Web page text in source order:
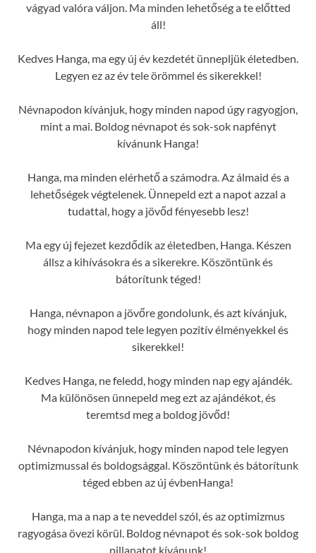
vágyad valóra váljon. Ma minden lehetőség a te előtted
áll!
Kedves Hanga, ma egy új év kezdetét ünnepljük életedben.
Legyen ez az év tele örömmel és sikerekkel!
Névnapodon kívánjuk, hogy minden napod úgy ragyogjon,
mint a mai. Boldog névnapot és sok-sok napfényt
kívánunk Hanga!
Hanga, ma minden elérhető a számodra. Az álmaid és a
lehetőségek végtelenek. Ünnepeld ezt a napot azzal a
tudattal, hogy a jövőd fényesebb lesz!
Ma egy új fejezet kezdődik az életedben, Hanga. Készen
állsz a kihívásokra és a sikerekre. Köszöntünk és
bátorítunk téged!
Hanga, névnapon a jövőre gondolunk, és azt kívánjuk,
hogy minden napod tele legyen pozitív élményekkel és
sikerekkel!
Kedves Hanga, ne feledd, hogy minden nap egy ajándék.
Ma különösen ünnepeld meg ezt az ajándékot, és
teremtsd meg a boldog jövőd!
Névnapodon kívánjuk, hogy minden napod tele legyen
optimizmussal és boldogsággal. Köszöntünk és bátorítunk
téged ebben az új évbenHanga!
Hanga, ma a nap a te neveddel szól, és az optimizmus
ragyogása övezi körül. Boldog névnapot és sok-sok boldog
pillanatot kívánunk!